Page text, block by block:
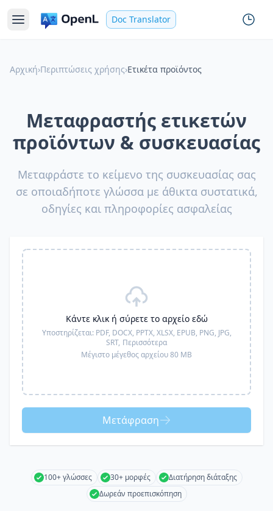
Doc Translator
Αρχική›Περιπτώσεις χρήσης›Ετικέτα προϊόντος
Μεταφραστής ετικετών
προϊόντων & συσκευασίας
Μεταφράστε το κείμενο της συσκευασίας σας
σε οποιαδήποτε γλώσσα με άθικτα συστατικά,
οδηγίες και πληροφορίες ασφαλείας
Κάντε κλικ ή σύρετε το αρχείο εδώ
Υποστηρίζεται: PDF, DOCX, PPTX, XLSX, EPUB, PNG, JPG,
SRT, Περισσότερα
Μέγιστο μέγεθος αρχείου 80 MB
Μετάφραση
100+ γλώσσες 30+ μορφές
Διατήρηση διάταξης
Δωρεάν προεπισκόπηση